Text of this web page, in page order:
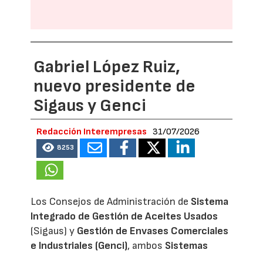
Gabriel López Ruiz,
nuevo presidente de
Sigaus y Genci
Redacción Interempresas 31/07/2026
8253
Los Consejos de Administración de Sistema
Integrado de Gestión de Aceites Usados
(Sigaus) y Gestión de Envases Comerciales
e Industriales (Genci), ambos Sistemas